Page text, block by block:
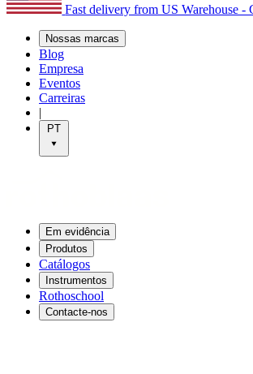
Fast delivery from US Warehouse -
Nossas marcas
Blog
Empresa
Eventos
Carreiras
|
PT
Em evidência
Produtos
Catálogos
Instrumentos
Rothoschool
Contacte-nos